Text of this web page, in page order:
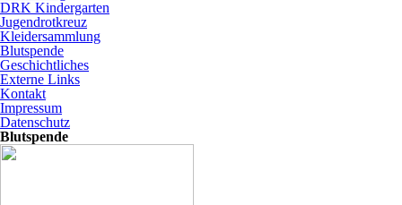
DRK Kindergarten
Jugendrotkreuz
Kleidersammlung
Blutspende
Geschichtliches
Externe Links
Kontakt
Impressum
Datenschutz
Blutspende